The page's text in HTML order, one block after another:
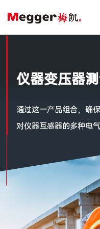
仪器变压器
通过这一产品组合，确
对仪器互感器的多种电气